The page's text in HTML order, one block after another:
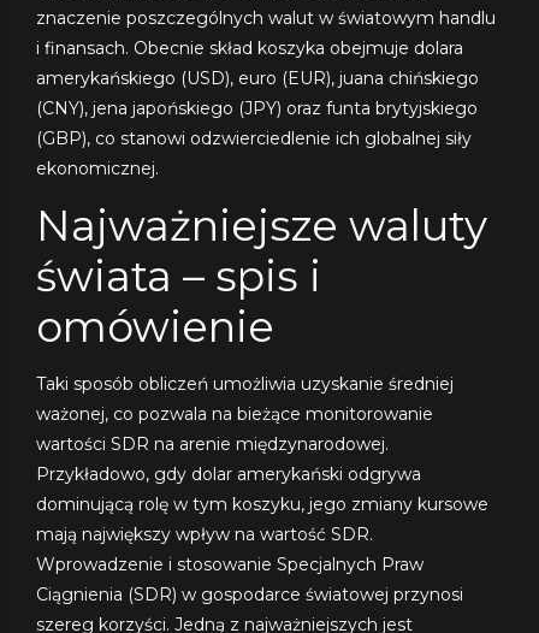
znaczenie poszczególnych walut w światowym handlu
i finansach. Obecnie skład koszyka obejmuje dolara
amerykańskiego (USD), euro (EUR), juana chińskiego
(CNY), jena japońskiego (JPY) oraz funta brytyjskiego
(GBP), co stanowi odzwierciedlenie ich globalnej siły
ekonomicznej.
Najważniejsze waluty
świata – spis i
omówienie
Taki sposób obliczeń umożliwia uzyskanie średniej
ważonej, co pozwala na bieżące monitorowanie
wartości SDR na arenie międzynarodowej.
Przykładowo, gdy dolar amerykański odgrywa
dominującą rolę w tym koszyku, jego zmiany kursowe
mają największy wpływ na wartość SDR.
Wprowadzenie i stosowanie Specjalnych Praw
Ciągnienia (SDR) w gospodarce światowej przynosi
szereg korzyści. Jedną z najważniejszych jest